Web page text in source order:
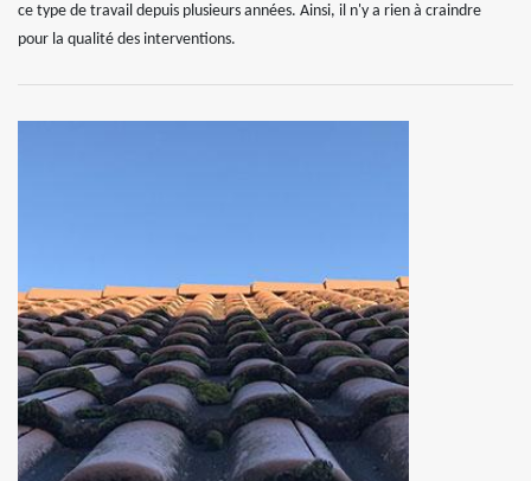
ce type de travail depuis plusieurs années. Ainsi, il n'y a rien à craindre
pour la qualité des interventions.